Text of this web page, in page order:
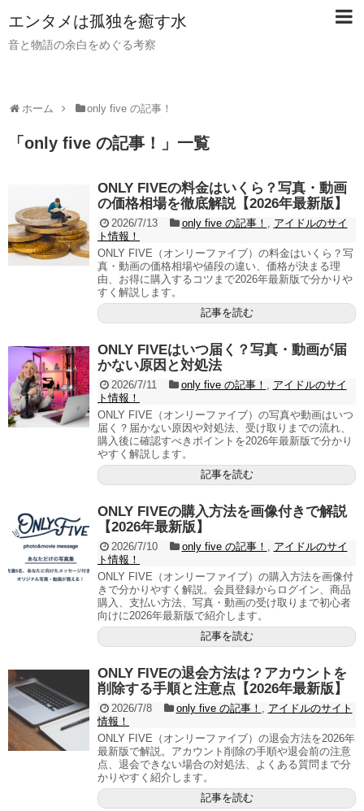
【PR】当サイトではアフィリエイト広告（PR）を利用し
ています。記事内ではアフィリエイトプログラムを利用し
て商品・サービスを紹介しています。
エンタメは孤独を癒す水
音と物語の余白をめぐる考察
ホーム only five の記事！
「 only five の記事！ 」 一覧
ONLY FIVEの料金はいくら？写真・動画
の価格相場を徹底解説【2026年最新版】
2026/7/13 only five の記事！ , アイドルのサイ
ト情報！
ONLY FIVE（オンリーファイブ）の料金はいくら？写
真・動画の価格相場や値段の違い、価格が決まる理
由、お得に購入するコツまで2026年最新版で分かりや
すく解説します。
記事を読む
ONLY FIVEはいつ届く？写真・動画が届
かない原因と対処法
2026/7/11 only five の記事！ , アイドルのサイ
ト情報！
ONLY FIVE（オンリーファイブ）の写真や動画はいつ
届く？届かない原因や対処法、受け取りまでの流れ、
購入後に確認すべきポイントを2026年最新版で分かり
やすく解説します。
記事を読む
ONLY FIVEの購入方法を画像付きで解説
【2026年最新版】
2026/7/10 only five の記事！ , アイドルのサイ
ト情報！
ONLY FIVE（オンリーファイブ）の購入方法を画像付
きで分かりやすく解説。会員登録からログイン、商品
購入、支払い方法、写真・動画の受け取りまで初心者
向けに2026年最新版で紹介します。
記事を読む
ONLY FIVEの退会方法は？アカウントを
削除する手順と注意点【2026年最新版】
2026/7/8 only five の記事！ , アイドルのサイト
情報！
ONLY FIVE（オンリーファイブ）の退会方法を2026年
最新版で解説。アカウント削除の手順や退会前の注意
点、退会できない場合の対処法、よくある質問まで分
かりやすく紹介します。
記事を読む